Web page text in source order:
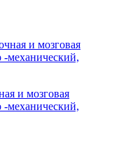
и мозговая
-механический,